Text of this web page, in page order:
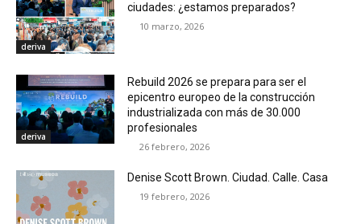
deriva
ciudades: ¿estamos preparados?
10 marzo, 2026
deriva
Rebuild 2026 se prepara para ser el
epicentro europeo de la construcción
industrializada con más de 30.000
profesionales
26 febrero, 2026
Denise Scott Brown. Ciudad. Calle. Casa
19 febrero, 2026